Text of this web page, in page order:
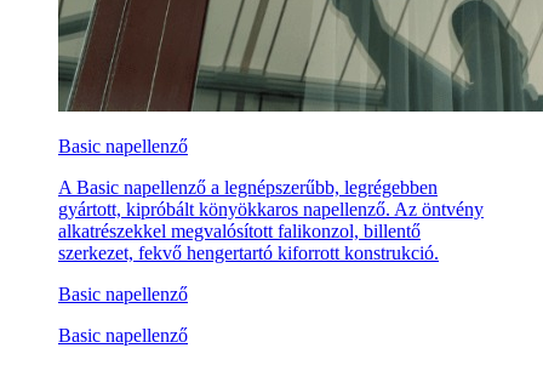
Basic napellenző
A Basic napellenző a legnépszerűbb, legrégebben
gyártott, kipróbált könyökkaros napellenző. Az öntvény
alkatrészekkel megvalósított falikonzol, billentő
szerkezet, fekvő hengertartó kiforrott konstrukció.
Basic napellenző
Basic napellenző